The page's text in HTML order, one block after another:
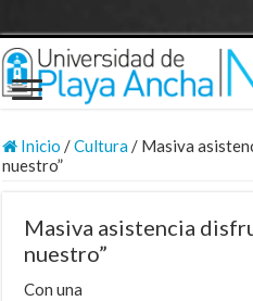
Inicio /Cultura/ Masiva
nuestro”
Masiva asistencia
nuestro”
Con una